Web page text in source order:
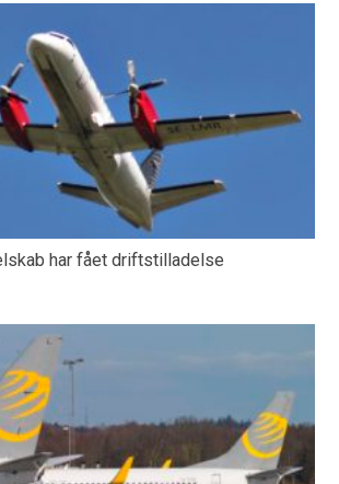
har fået driftstilladelse